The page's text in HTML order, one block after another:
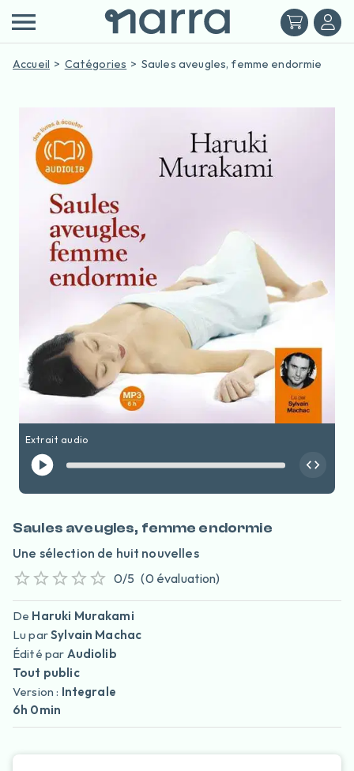
Accueil Catégories Saules aveugles, femme endormie
Extrait audio
Saules aveugles, femme endormie
Une sélection de huit nouvelles
0/5 (0 évaluation)
De Haruki Murakami
Lu parSylvain Machac
Édité par Audiolib
Tout public
Version : Integrale
6h 0min